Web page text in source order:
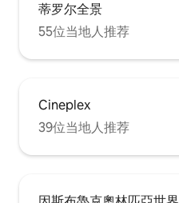
蒂罗尔全景
55位当地人推荐
Cineplex
39位当地人推荐